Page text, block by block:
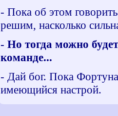
- Пока об этом
решим, насколько
- Но тогда можно
команде...
- Дай бог. Пока
имеющийся настрой.